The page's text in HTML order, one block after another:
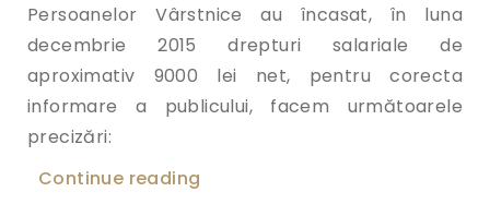
Persoanelor Vârstnice au încasat, în luna
decembrie 2015 drepturi salariale de
aproximativ 9000 lei net, pentru corecta
informare a publicului, facem următoarele
precizări:
Continue reading